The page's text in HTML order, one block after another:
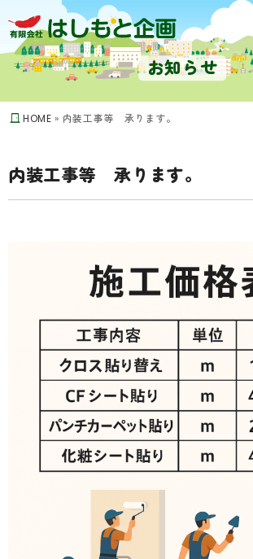
お知らせ
HOME » 内装工事等 承ります。
内装工事等 承ります。